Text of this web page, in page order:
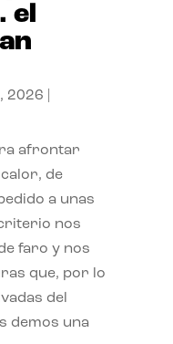
el
2026
afrontar
de
a unas
nos
faro y nos
que, por lo
del
demos una